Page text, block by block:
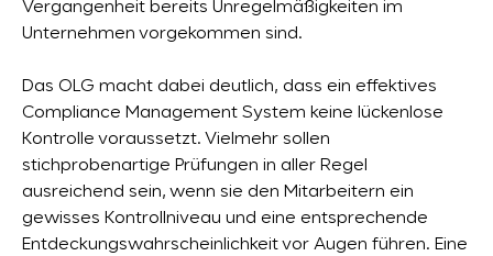
Vergangenheit bereits Unregelmäßigkeiten im
Unternehmen vorgekommen sind.
Das OLG macht dabei deutlich, dass ein effektives
Compliance Management System keine lückenlose
Kontrolle voraussetzt. Vielmehr sollen
stichprobenartige Prüfungen in aller Regel
ausreichend sein, wenn sie den Mitarbeitern ein
gewisses Kontrollniveau und eine entsprechende
Entdeckungswahrscheinlichkeit vor Augen führen. Eine